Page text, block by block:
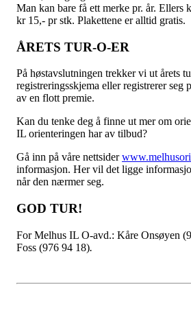
Man kan bare få ett merke pr. år. Ellers
kr 15,- pr stk. Plakettene er alltid gratis.
ÅRETS TUR-O-ER
På høstavslutningen trekker vi ut årets
registreringsskjema eller registrerer seg
av en flott premie.
Kan du tenke deg å finne ut mer om
IL orienteringen har av tilbud?
Gå inn på våre nettsider
informasjon. Her vil det ligge
når den nærmer seg.
GOD TUR!
For Melhus IL O-avd.: Kåre Onsøyen
Foss (976 94 18).